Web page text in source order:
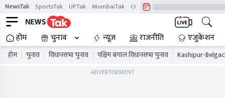
NewsTak SportsTak UPTak MumbaiTak CrimeTak
होम चुनाव न्यूज़ राजनीति एजुकेशन
होम चुनाव विधानसभा चुनाव पश्चिम बंगाल विधानसभा चुनाव Kashipur-
ADVERTISEMENT